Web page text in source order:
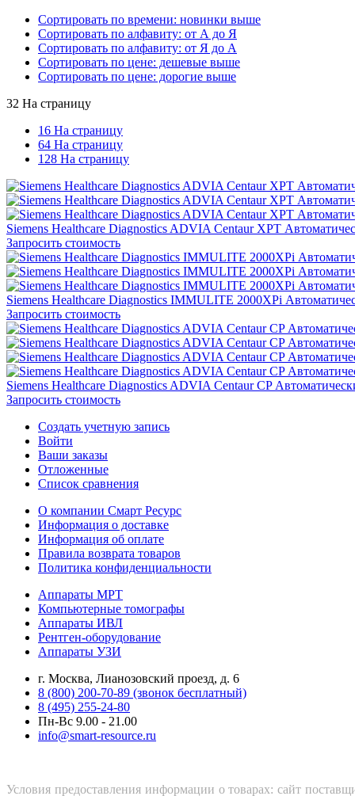
Сортировать по времени: новинки выше
Сортировать по алфавиту: от А до Я
Сортировать по алфавиту: от Я до А
Сортировать по цене: дешевые выше
Сортировать по цене: дорогие выше
32 На страницу
16 На страницу
64 На страницу
128 На страницу
Siemens Healthcare Diagnostics ADVIA Centaur XPT
Запросить стоимость
Siemens Healthcare Diagnostics IMMULITE 2000XPi
Запросить стоимость
Siemens Healthcare Diagnostics ADVIA Centaur CP
Запросить стоимость
Создать учетную запись
Войти
Ваши заказы
Отложенные
Список сравнения
О компании Смарт Ресурс
Информация о доставке
Информация об оплате
Правила возврата товаров
Политика конфиденциальности
Аппараты МРТ
Компьютерные томографы
Аппараты ИВЛ
Рентген-оборудование
Аппараты УЗИ
г. Москва, Лианозовский проезд, д. 6
8 (800) 200-70-89 (звонок бесплатный)
8 (495) 255-24-80
Пн-Вс 9.00 - 21.00
info@smart-resource.ru
Условия предоставления информации о товарах: сайт